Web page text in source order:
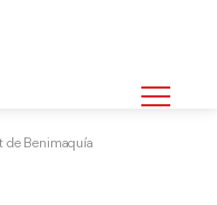
de Benimaquía